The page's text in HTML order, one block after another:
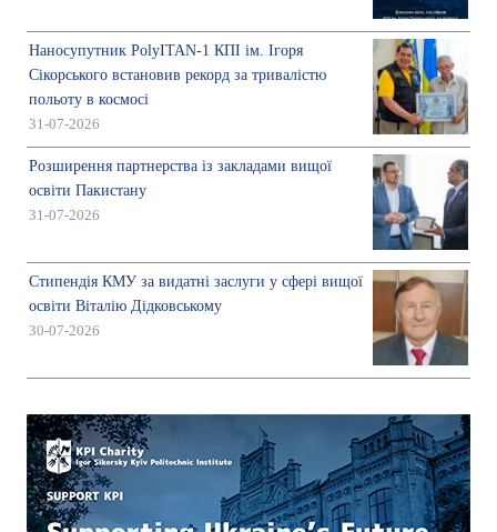
Наносупутник PolyITAN-1 КПІ ім. Ігоря
Сікорського встановив рекорд за тривалістю
польоту в космосі
31-07-2026
Розширення партнерства із закладами вищої
освіти Пакистану
31-07-2026
Стипендія КМУ за видатні заслуги у сфері вищої
освіти Віталію Дідковському
30-07-2026